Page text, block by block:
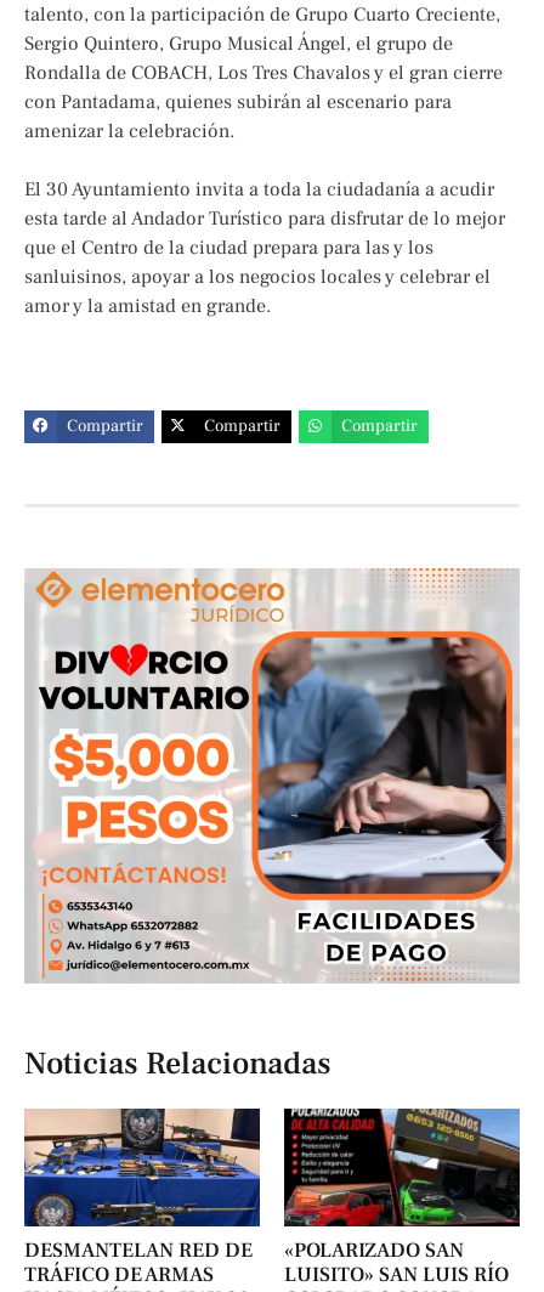
talento, con la participación de Grupo Cuarto Creciente,
Sergio Quintero, Grupo Musical Ángel, el grupo de
Rondalla de COBACH, Los Tres Chavalos y el gran cierre
con Pantadama, quienes subirán al escenario para
amenizar la celebración.
El 30 Ayuntamiento invita a toda la ciudadanía a acudir
esta tarde al Andador Turístico para disfrutar de lo mejor
que el Centro de la ciudad prepara para las y los
sanluisinos, apoyar a los negocios locales y celebrar el
amor y la amistad en grande.
Compartir Compartir Compartir
Noticias Relacionadas
DESMANTELAN RED DE
TRÁFICO DE ARMAS
«POLARIZADO SAN
LUISITO» SAN LUIS RÍO